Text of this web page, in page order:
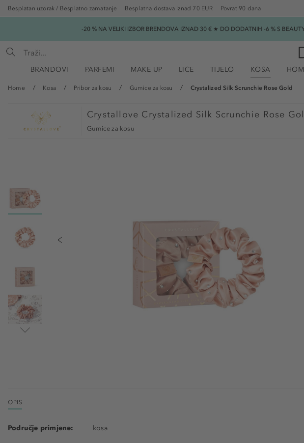
Besplatan uzorak / Besplatno zamatanje Besplatna dostava iznad 70 EUR Povrat 90 dana
-20 % NA VELIKI IZBOR BRENDOVA IZNAD 30 € ★ DO DODATNIH -6 % S
BRANDOVI PARFEMI MAKE UP LICE TIJELO KOSA
Home Kosa Pribor za kosu Gumice za kosu Crystalized Silk Scrunchie Rose Gold
Crystallove Crystalized Silk Scrunchie Rose
Gumice za kosu
OPIS
Područje primjene: kosa